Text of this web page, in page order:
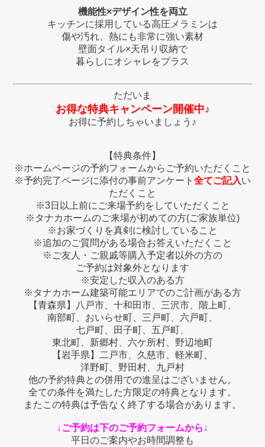
機能性×デザイン性を両立
キッチンに採用している高圧メラミンは
傷や汚れ、熱にも非常に強い素材
壁面タイル×天吊り収納で
暮らしにオシャレをプラス
ただいま
お得な特典キャンペーン開催中♪
お得に予約しちゃいましょう♪
【特典条件】
※ホームページの予約フォームからご予約いただくこと
※予約完了ページに添付の事前アンケート 全てご記入い
ただくこと
※3日以上前にご来場予約をしていただくこと
※タナカホームのご来場が初めての方(ご家族単位)
※お家づくりを真剣に検討していること
※追加のご質問がある場合お答えいただくこと
※ご友人・ご親戚等購入予定者以外の方の
ご予約は対象外となります
※安定した収入のある方
※タナカホーム建築可能エリアでのご計画がある方
【青森県】八戸市、十和田市、三沢市、階上町、
南部町、おいらせ町、三戸町、六戸町、
七戸町、田子町、五戸町、
東北町、新郷村、六ケ所村、野辺地町
【岩手県】二戸市、久慈市、軽米町、
洋野町、野田村、九戸村
他の予約特典との併用での進呈はございません。
全ての条件を満たした方限定の特典となります。
またこの特典は予告なく終了する場合があります。
↓ご予約は下のご予約フォームから↓
平日のご案内やお時間調整も